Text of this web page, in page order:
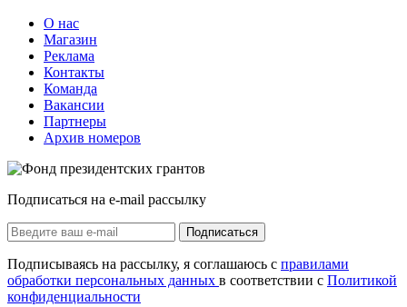
О нас
Магазин
Реклама
Контакты
Команда
Вакансии
Партнеры
Архив номеров
Подписаться на e-mail рассылку
Подписаться
Подписываясь на рассылку, я соглашаюсь с правилами
обработки персональных данных в соответствии с Политикой
конфиденциальности